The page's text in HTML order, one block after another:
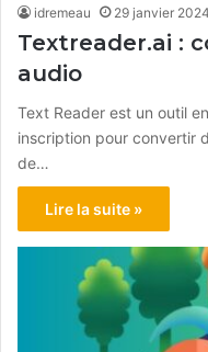
idremeau 29 janvier 2024
Textreader.ai :
audio
Text Reader est un outil
inscription pour convertir
de…
Lire la suite »